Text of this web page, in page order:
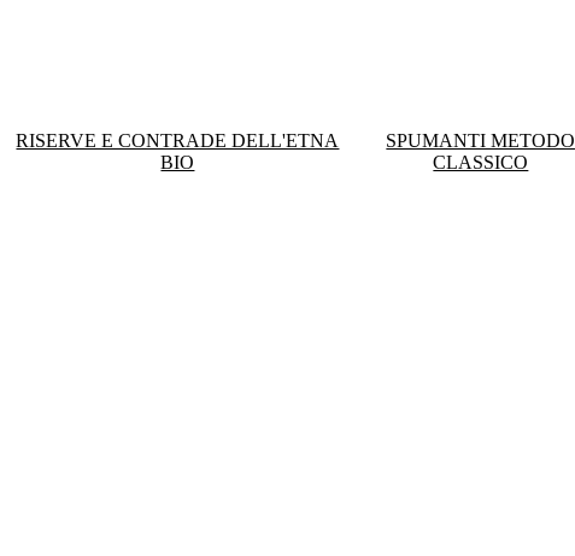
RISERVE E CONTRADE DELL'ETNA
BIO
SPUMANTI METODO
CLASSICO